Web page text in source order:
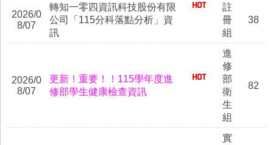
2026/0
8/07
轉知一零四資訊科技股份有限
公司「115分科落點分析」資
訊
註
冊
組
38
2026/0
8/07
更新！重要！！115學年度進
修部學生健康檢查資訊
進
修
部
衛
生
組
82
實